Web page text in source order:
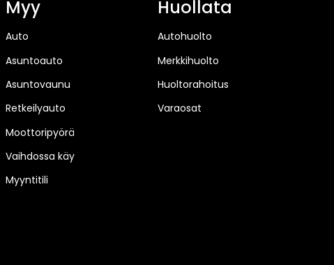
Myy
Auto
Asuntoauto
Asuntovaunu
Retkeilyauto
Moottoripyörä
Vaihdossa käy
Myyntitili
Huollata
Autohuolto
Merkkihuolto
Huoltorahoitus
Varaosat